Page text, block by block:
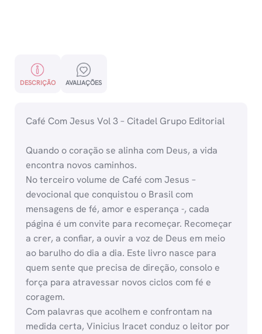
DESCRIÇÃO AVALIAÇÕES
Café Com Jesus Vol 3 – Citadel Grupo Editorial
Quando o coração se alinha com Deus, a vida
encontra novos caminhos.
No terceiro volume de Café com Jesus –
devocional que conquistou o Brasil com
mensagens de fé, amor e esperança -, cada
página é um convite para recomeçar. Recomeçar
a crer, a confiar, a ouvir a voz de Deus em meio
ao barulho do dia a dia. Este livro nasce para
quem sente que precisa de direção, consolo e
força para atravessar novos ciclos com fé e
coragem.
Com palavras que acolhem e confrontam na
medida certa, Vinicius Iracet conduz o leitor por